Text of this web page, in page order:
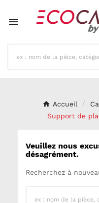

Accueil
Support de
Veuillez nous
désagrément.
Recherchez à